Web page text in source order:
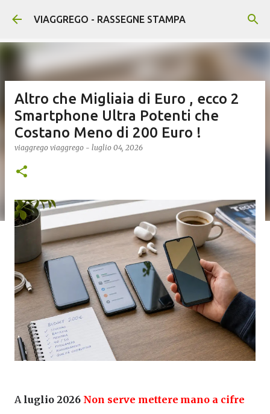
Passa ai contenuti principali
VIAGGREGO - RASSEGNE STAMPA
Altro che Migliaia di Euro , ecco 2
Smartphone Ultra Potenti che
Costano Meno di 200 Euro !
viaggrego viaggrego - luglio 04, 2026
A luglio 2026 Non serve mettere mano a cifre